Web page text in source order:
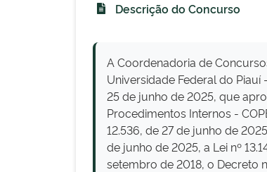
Descrição do Concurso
A Coordenadoria de
Universidade Federal do Piauí
25 de junho de 2025, que
Procedimentos Internos -
12.536, de 27 de junho de
de junho de 2025, a Lei nº
setembro de 2018, o Decreto